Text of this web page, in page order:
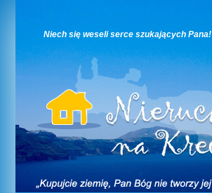
Niech się weseli serce szukających Pana!